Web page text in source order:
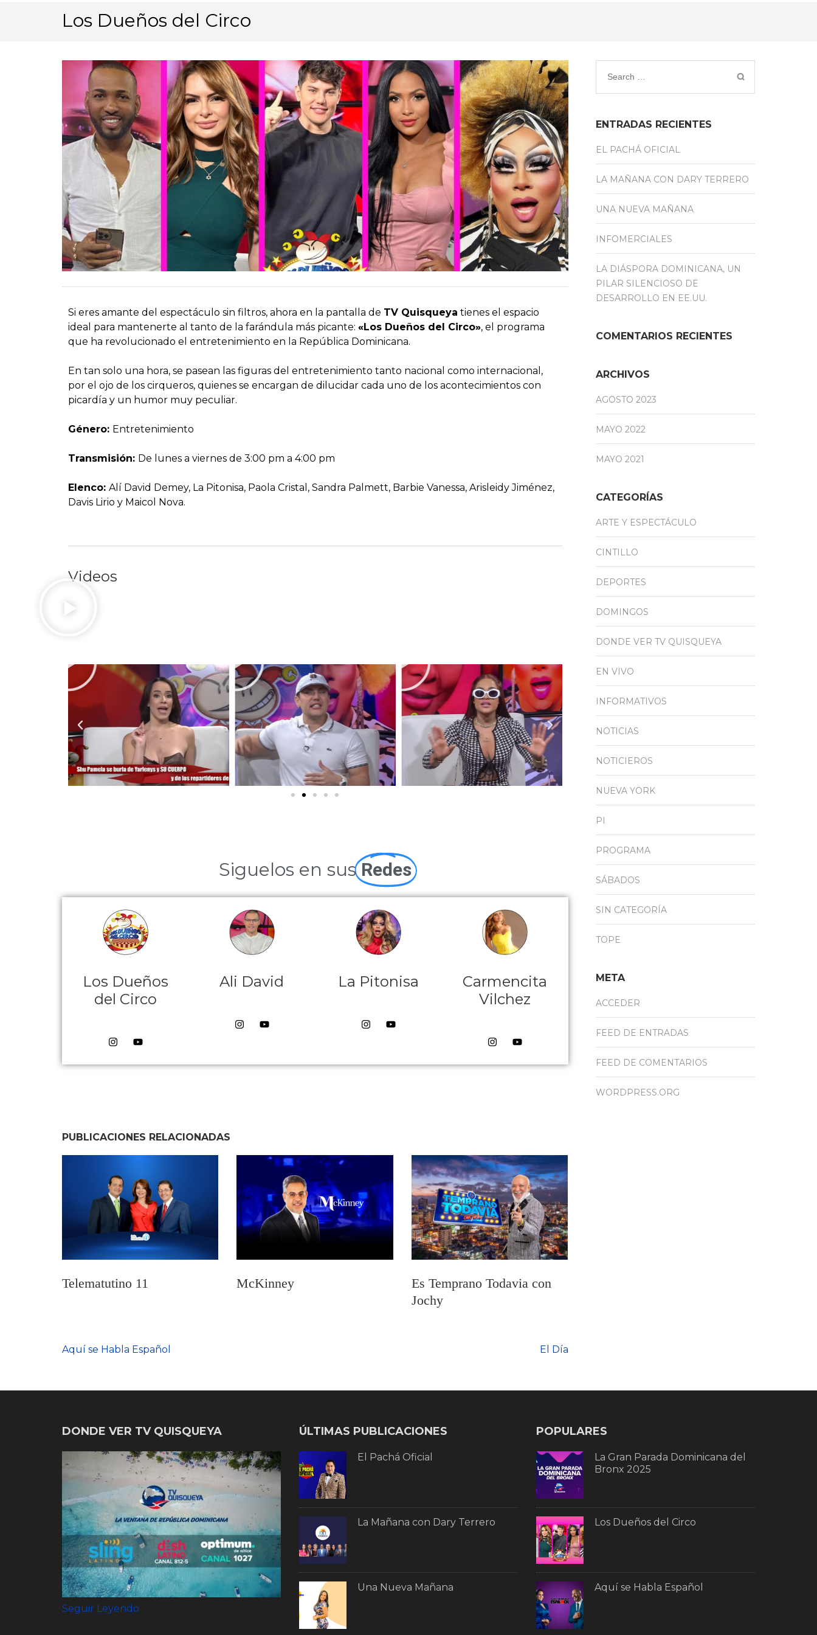
Los Dueños del Circo
Si eres amante del espectáculo sin filtros, ahora en la pantalla de TV Quisqueya tienes el espacio
ideal para mantenerte al tanto de la farándula más picante: «Los Dueños del Circo», el programa
que ha revolucionado el entretenimiento en la República Dominicana.
En tan solo una hora, se pasean las figuras del entretenimiento tanto nacional como internacional,
por el ojo de los cirqueros, quienes se encargan de dilucidar cada uno de los acontecimientos con
picardía y un humor muy peculiar.
Género: Entretenimiento
Transmisión: De lunes a viernes de 3:00 pm a 4:00 pm
Elenco: Alí David Demey, La Pitonisa, Paola Cristal, Sandra Palmett, Barbie Vanessa, Arisleidy Jiménez,
Davis Lirio y Maicol Nova.
Videos
Siguelos en sus Redes
Los Dueños
del Circo
Ali David La Pitonisa
Carmencita
Vilchez
PUBLICACIONES RELACIONADAS
Telematutino 11 McKinney
Es Temprano Todavia con
Jochy
Aquí se Habla Español El Día
ENTRADAS RECIENTES
EL PACHÁ OFICIAL
LA MAÑANA CON DARY TERRERO
UNA NUEVA MAÑANA
INFOMERCIALES
LA DIÁSPORA DOMINICANA, UN
PILAR SILENCIOSO DE
DESARROLLO EN EE.UU.
COMENTARIOS RECIENTES
ARCHIVOS
AGOSTO 2023
MAYO 2022
MAYO 2021
CATEGORÍAS
ARTE Y ESPECTÁCULO
CINTILLO
DEPORTES
DOMINGOS
DONDE VER TV QUISQUEYA
EN VIVO
INFORMATIVOS
NOTICIAS
NOTICIEROS
NUEVA YORK
PI
PROGRAMA
SÁBADOS
SIN CATEGORÍA
TOPE
META
ACCEDER
FEED DE ENTRADAS
FEED DE COMENTARIOS
WORDPRESS.ORG
DONDE VER TV QUISQUEYA
Seguir Leyendo
ÚLTIMAS PUBLICACIONES
El Pachá Oficial
La Mañana con Dary Terrero
Una Nueva Mañana
POPULARES
La Gran Parada Dominicana del
Bronx 2025
Los Dueños del Circo
Aquí se Habla Español